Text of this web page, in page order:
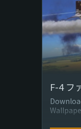
F-4 フ